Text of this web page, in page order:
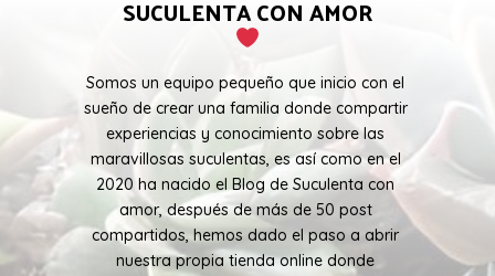
SUCULENTA CON AMOR
Somos un equipo pequeño que inicio con el
sueño de crear una familia donde compartir
experiencias y conocimiento sobre las
maravillosas suculentas, es así como en el
2020 ha nacido el Blog de Suculenta con
amor, después de más de 50 post
compartidos, hemos dado el paso a abrir
nuestra propia tienda online donde